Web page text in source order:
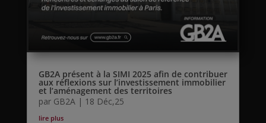
GB2A présent à la SIMI 2025 afin de contribuer
aux réflexions sur l’investissement immobilier
et l’aménagement des territoires
par GB2A | 18 Déc,25
lire plus